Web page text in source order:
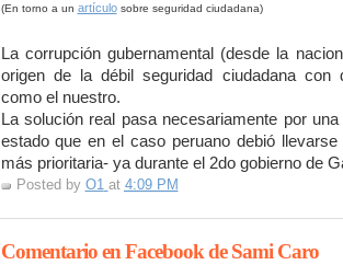
(En torno a un artículosobre seguridad ciudadana)
La corrupción gubernamental (desde la
origen de la débil seguridad ciudadana con
como el nuestro.
La solución real pasa necesariamente por
estado que en el caso peruano debió
más prioritaria- ya durante el 2do gobierno de
Posted by O1 at 4:09 PM
Comentario en Facebook de Sami Caro